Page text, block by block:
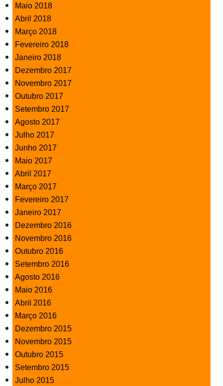
Maio 2018
Abril 2018
Março 2018
Fevereiro 2018
Janeiro 2018
Dezembro 2017
Novembro 2017
Outubro 2017
Setembro 2017
Agosto 2017
Julho 2017
Junho 2017
Maio 2017
Abril 2017
Março 2017
Fevereiro 2017
Janeiro 2017
Dezembro 2016
Novembro 2016
Outubro 2016
Setembro 2016
Agosto 2016
Maio 2016
Abril 2016
Março 2016
Dezembro 2015
Novembro 2015
Outubro 2015
Setembro 2015
Julho 2015